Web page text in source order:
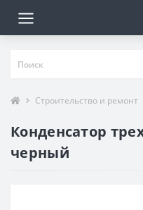
Строительство и ремонт
Конденсатор
черный